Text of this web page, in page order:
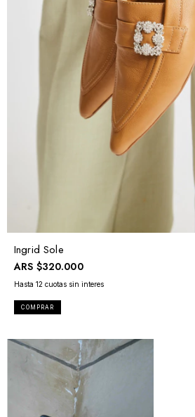
Ingrid Sole
ARS $320.000
COMPRAR